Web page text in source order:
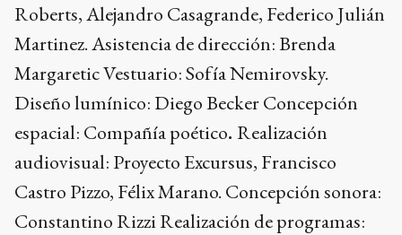
Roberts, Alejandro Casagrande, Federico Julián
Martinez. Asistencia de dirección: Brenda
Margaretic Vestuario: Sofía Nemirovsky.
Diseño lumínico: Diego Becker Concepción
espacial: Compañía poético. Realización
audiovisual: Proyecto Excursus, Francisco
Castro Pizzo, Félix Marano. Concepción sonora:
Constantino Rizzi Realización de programas: